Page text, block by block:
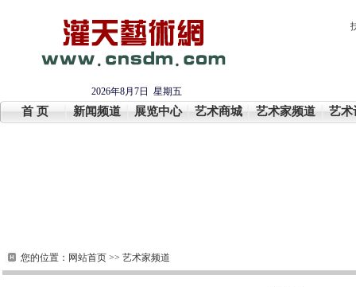
2026年8月7日 星期五
首 页 新闻频道 展览中心 艺术商城 艺术家频道 艺术
您的位置： 网站首页 >> 艺术家频道